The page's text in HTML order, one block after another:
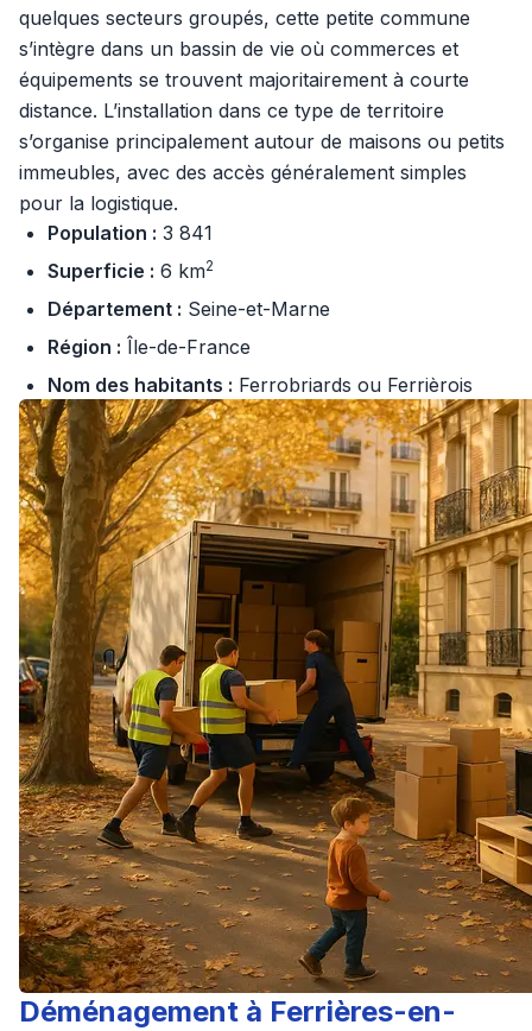
quelques secteurs groupés, cette petite commune
s’intègre dans un bassin de vie où commerces et
équipements se trouvent majoritairement à courte
distance. L’installation dans ce type de territoire
s’organise principalement autour de maisons ou petits
immeubles, avec des accès généralement simples
pour la logistique.
Population : 3 841
Superficie : 6 km2
Département : Seine-et-Marne
Région : Île-de-France
Nom des habitants : Ferrobriards ou Ferrièrois
Déménagement à Ferrières-en-